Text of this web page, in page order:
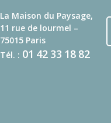
La Maison du Paysage,
11 rue de lourmel –
75015 Paris
Tél. : 01 42 33 18 82